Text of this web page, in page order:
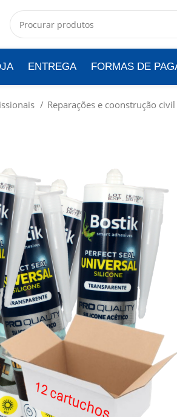
ENTREGA FORMAS DE
Reparações e coonstrução civil